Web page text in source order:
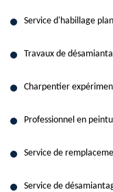
Service d'habillage
Travaux de
Charpentier
Professionnel en
Service de
Service de